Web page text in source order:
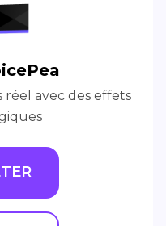
réel avec des effets